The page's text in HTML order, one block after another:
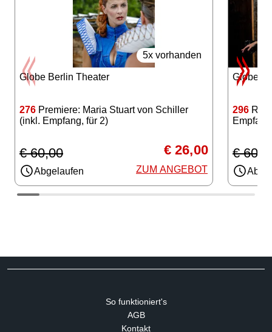
5x vorhanden
Globe Berlin Theater
276 Premiere: Maria Stuart von Schiller
(inkl. Empfang, für 2)
€ 60,00
Abgelaufen
€ 26,00
ZUM ANGEBOT
Globe
296
€
So funktioniert's
AGB
Kontakt